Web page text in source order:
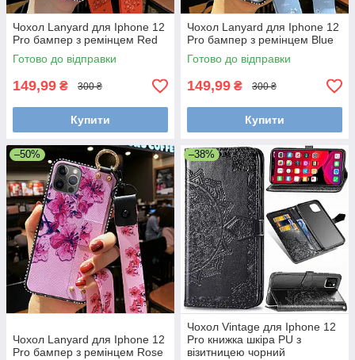
Чохол Lanyard для Iphone 12
Pro бампер з ремінцем Red
Готово до відправки
149,99 ₴ 300 ₴
Купити
Чохол Lanyard для Iphone 12
Pro бампер з ремінцем Blue
Готово до відправки
149,99 ₴ 300 ₴
Купити
–50%
Чохол Lanyard для Iphone 12
Pro бампер з ремінцем Rose
–38%
Чохол Vintage для Iphone 12
Pro книжка шкіра PU з
візитницею чорний